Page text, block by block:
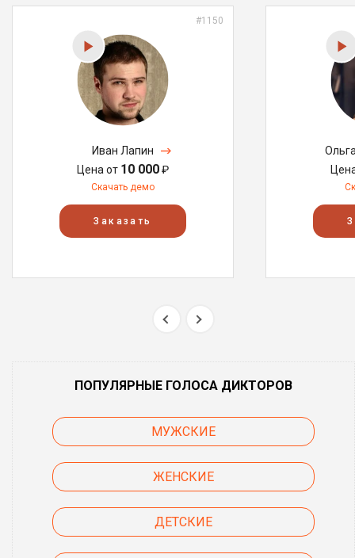
#1150
Иван Лапин
Цена от 10 000₽
Скачать демо
Заказать
ПОПУЛЯРНЫЕ ГОЛОСА ДИКТОРОВ
МУЖСКИЕ
ЖЕНСКИЕ
ДЕТСКИЕ